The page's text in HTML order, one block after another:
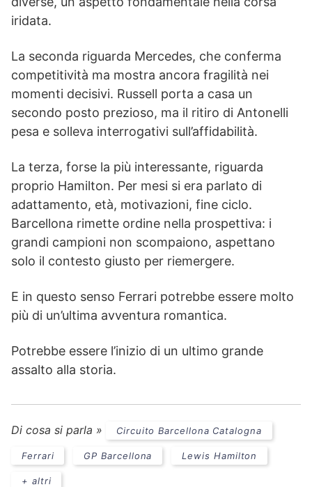
iridata.
La seconda riguarda Mercedes, che conferma
competitività ma mostra ancora fragilità nei
momenti decisivi. Russell porta a casa un
secondo posto prezioso, ma il ritiro di Antonelli
pesa e solleva interrogativi sull’affidabilità.
La terza, forse la più interessante, riguarda
proprio Hamilton. Per mesi si era parlato di
adattamento, età, motivazioni, fine ciclo.
Barcellona rimette ordine nella prospettiva: i
grandi campioni non scompaiono, aspettano
solo il contesto giusto per riemergere.
E in questo senso Ferrari potrebbe essere molto
più di un’ultima avventura romantica.
Potrebbe essere l’inizio di un ultimo grande
assalto alla storia.
Di cosa si parla » Circuito Barcellona Catalogna
Ferrari GP Barcellona Lewis Hamilton
+ altri